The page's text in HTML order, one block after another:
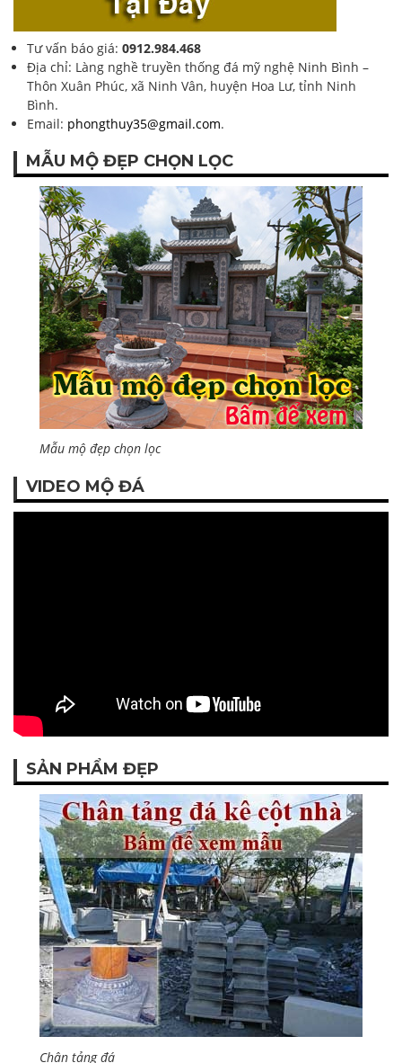
Tư vấn báo giá: 0912.984.468
Địa chỉ: Làng nghề truyền thống đá mỹ nghệ Ninh Bình –
Thôn Xuân Phúc, xã Ninh Vân, huyện Hoa Lư, tỉnh Ninh
Bình.
Email: phongthuy35@gmail.com.
MẪU MỘ ĐẸP CHỌN LỌC
Mẫu mộ đẹp chọn lọc
VIDEO MỘ ĐÁ
SẢN PHẨM ĐẸP
Chân tảng đá